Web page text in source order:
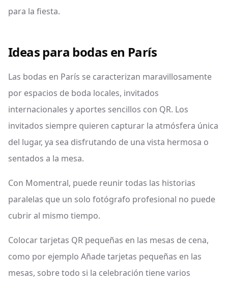
para la fiesta.
Ideas para bodas en París
Las bodas en París se caracterizan maravillosamente
por espacios de boda locales, invitados
internacionales y aportes sencillos con QR. Los
invitados siempre quieren capturar la atmósfera única
del lugar, ya sea disfrutando de una vista hermosa o
sentados a la mesa.
Con Momentral, puede reunir todas las historias
paralelas que un solo fotógrafo profesional no puede
cubrir al mismo tiempo.
Colocar tarjetas QR pequeñas en las mesas de cena,
como por ejemplo Añade tarjetas pequeñas en las
mesas, sobre todo si la celebración tiene varios